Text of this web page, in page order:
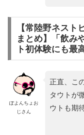
【常陸野ネスト
まとめ】「飲み
ト初体験にも最
ぽよんちょお
じさん
正直、こ
タウトが
ウトも期